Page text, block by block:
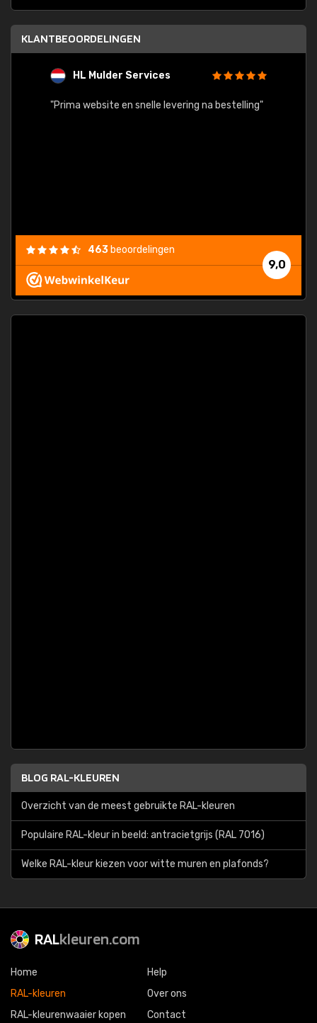
KLANTBEOORDELINGEN
HL Mulder Services
"Prima website en snelle levering na bestelling"
9,0
463 beoordelingen
BLOG RAL-KLEUREN
Overzicht van de meest gebruikte RAL-kleuren
Populaire RAL-kleur in beeld: antracietgrijs (RAL 7016)
Welke RAL-kleur kiezen voor witte muren en plafonds?
RALkleuren.com
Home
RAL-kleuren
RAL-kleurenwaaier kopen
Help
Over ons
Contact